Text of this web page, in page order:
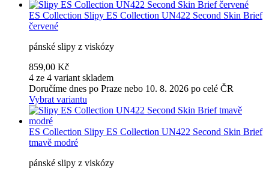
ES Collection Slipy ES Collection UN422 Second Skin Brief
červené
pánské slipy z viskózy
859,00 Kč
4 ze 4 variant skladem
Doručíme dnes po Praze nebo 10. 8. 2026 po celé ČR
Vybrat variantu
ES Collection Slipy ES Collection UN422 Second Skin Brief
tmavě modré
pánské slipy z viskózy